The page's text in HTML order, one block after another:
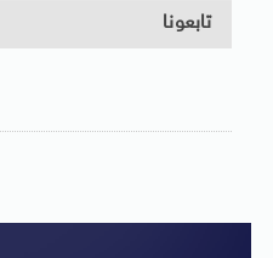
تابعونا